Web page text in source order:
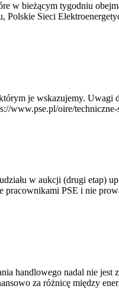
bieżącym tygodniu
Sieci
je wskazujemy. Uwagi
www.pse.pl/oire/
w aukcji (drugi etap)
PSE i nie
handlowego nadal nie jest
za różnicę między